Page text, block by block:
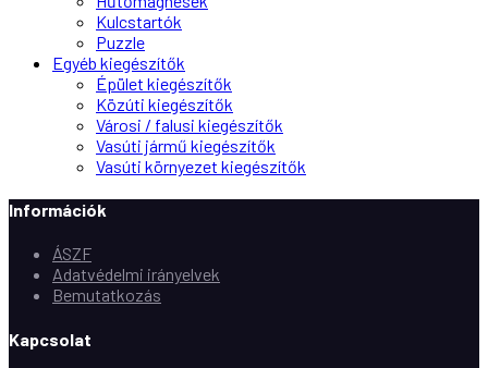
Kulcstartók
Puzzle
Egyéb kiegészítők
Épület kiegészítők
Közúti kiegészítők
Városi / falusi kiegészítők
Vasúti jármű kiegészítők
Vasúti környezet kiegészítők
Információk
ÁSZF
Adatvédelmi irányelvek
Bemutatkozás
Kapcsolat